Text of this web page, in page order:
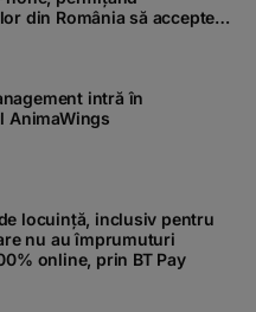
din România să accepte
intră în
AnimaWings
locuință, inclusiv pentru
nu au împrumuturi
online, prin BT Pay